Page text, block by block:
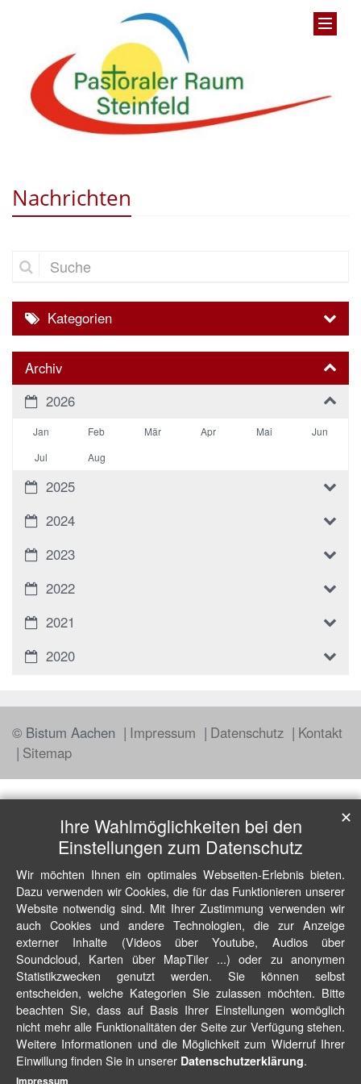
Nachrichten
Suche
Kategorien
Archiv
2026
Jan Feb Mär Apr Mai
Jun
Jul
Aug
2025
2024
2023
2022
2021
2020
© Bistum Aachen Impressum Datenschutz
Kontakt
Sitemap
Ihre Wahlmöglichkeiten bei den
Einstellungen zum Datenschutz
Wir möchten Ihnen ein optimales Webseiten-Erlebnis bieten.
Dazu verwenden wir Cookies, die für das Funktionieren unserer
Website notwendig sind. Mit Ihrer Zustimmung verwenden wir
auch Cookies und andere Technologien, die zur Anzeige
externer Inhalte (Videos über Youtube, Audios über
Soundcloud, Karten über MapTiler ...) oder zu anonymen
Statistikzwecken genutzt werden. Sie können selbst
entscheiden, welche Kategorien Sie zulassen möchten. Bitte
beachten Sie, dass auf Basis Ihrer Einstellungen womöglich
nicht mehr alle Funktionalitäten der Seite zur Verfügung stehen.
Weitere Informationen und die Möglichkeit zum Widerruf Ihrer
Einwillung finden Sie in unserer Datenschutzerklärung.
✕
Impressum